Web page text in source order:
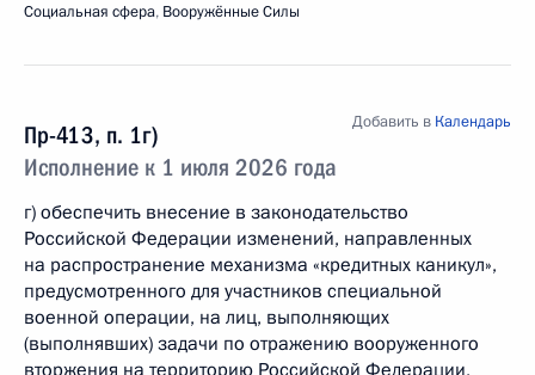
Социальная сфера, Вооружённые Силы
Пр-413, п. 1г)
Исполнение к 1 июля 2026 года
Добавить в Календарь
г) обеспечить внесение в законодательство
Российской Федерации изменений, направленных
на распространение механизма «кредитных каникул»,
предусмотренного для участников специальной
военной операции, на лиц, выполняющих
(выполнявших) задачи по отражению вооруженного